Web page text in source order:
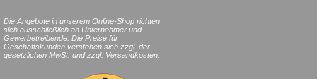
Die Angebote in unserem Online-Shop richten
sich ausschließlich an Unternehmer und
Gewerbetreibende. Die Preise für
Geschäftskunden verstehen sich zzgl. der
gesetzlichen MwSt. und zzgl. Versandkosten.